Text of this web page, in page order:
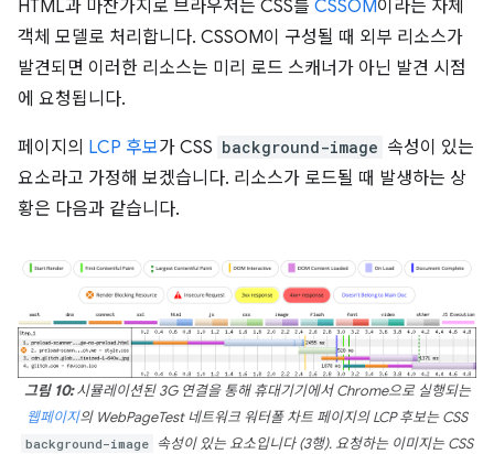
HTML과 마찬가지로 브라우저는 CSS를 CSSOM이라는 자체
객체 모델로 처리합니다. CSSOM이 구성될 때 외부 리소스가
발견되면 이러한 리소스는 미리 로드 스캐너가 아닌 발견 시점
에 요청됩니다.
페이지의 LCP 후보가 CSS background-image 속성이 있는
요소라고 가정해 보겠습니다. 리소스가 로드될 때 발생하는 상
황은 다음과 같습니다.
그림 10:시뮬레이션된 3G 연결을 통해 휴대기기에서 Chrome으로 실행되는
웹페이지의 WebPageTest 네트워크 워터폴 차트 페이지의 LCP 후보는 CSS
background-image 속성이 있는 요소입니다 (3행). 요청하는 이미지는 CSS